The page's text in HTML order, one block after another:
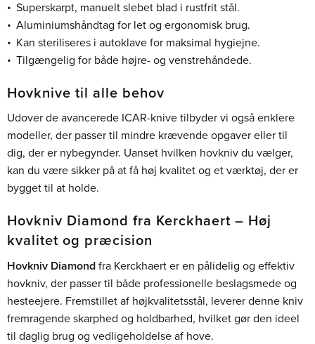
Superskarpt, manuelt slebet blad i rustfrit stål.
Aluminiumshåndtag for let og ergonomisk brug.
Kan steriliseres i autoklave for maksimal hygiejne.
Tilgængelig for både højre- og venstrehåndede.
Hovknive til alle behov
Udover de avancerede ICAR-knive tilbyder vi også enklere
modeller, der passer til mindre krævende opgaver eller til
dig, der er nybegynder. Uanset hvilken hovkniv du vælger,
kan du være sikker på at få høj kvalitet og et værktøj, der er
bygget til at holde.
Hovkniv Diamond fra Kerckhaert – Høj
kvalitet og præcision
Hovkniv Diamond fra Kerckhaert er en pålidelig og effektiv
hovkniv, der passer til både professionelle beslagsmede og
hesteejere. Fremstillet af højkvalitetsstål, leverer denne kniv
fremragende skarphed og holdbarhed, hvilket gør den ideel
til daglig brug og vedligeholdelse af hove.